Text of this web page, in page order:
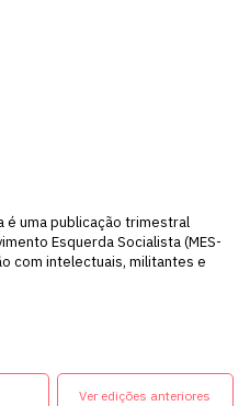
é uma publicação trimestral
Esquerda Socialista (MES-
com intelectuais, militantes e
Ver edições anteriores